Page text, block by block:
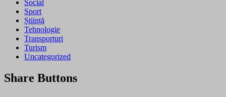
Social
Sport
Știință
Tehnologie
Transporturi
Turism
Uncategorized
Share Buttons